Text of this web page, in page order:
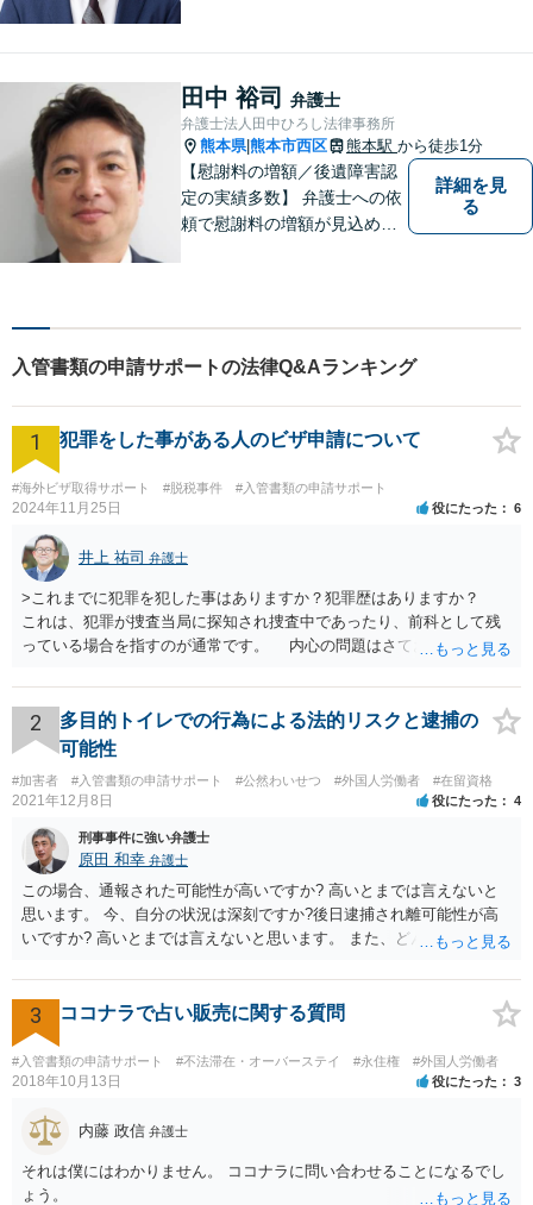
す。一人でも多くの熊本地域
の人たちに紛争のない「平穏
な生活」を提供するという志
を持って日々の仕事に取り組
んでまいります。
田中 裕司 弁護士
弁護士法人田中ひろし法律事務所
熊本県|熊本市西区 熊本駅 から徒歩1分
【慰謝料の増額／後遺障害認
定の実績多数】 弁護士への依
頼で慰謝料の増額が見込めま
ノウハウ多数】相続手続きか
ら遺言書までトータルサポー
ト【JR熊本駅から徒歩1分】
詳細を見
る
入管書類の申請サポートの法律Q&Aランキング
1 犯罪をした事がある人のビザ申請について
#海外ビザ取得サポート #脱税事件 #入管書類の申請サポート
2024年11月25日 役にたった 6
井上 祐司 弁護士
>これまでに犯罪を犯した事はありますか？犯罪歴はありますか？
これは、犯罪が捜査当局に探知され捜査中であったり、前科として残
っている場合を指すのが通常です。 内心の問題はさておき、ご質問
2
多目的トイレでの行為による法的リスクと逮捕の
可能性
#加害者 #入管書類の申請サポート #公然わいせつ #外国人労働者 #在留資格
2021年12月8日 役にたった 4
刑事事件に強い弁護士
原田 和幸 弁護士
この場合、通報された可能性が高いですか? 高いとまでは言えないと
思います。 今、自分の状況は深刻ですか?後日逮捕され離可能性が高
いですか? 高いとまでは言えないと思います。 また、どんな犯罪をし
たりでしょうか。
3 ココナラで占い販売に関する質問
#入管書類の申請サポート #不法滞在・オーバーステイ #永住権 #外国人労働者
2018年10月13日 役にたった 3
内藤 政信 弁護士
それは僕にはわかりません。 ココナラに問い合わせることになるでし
ょう。